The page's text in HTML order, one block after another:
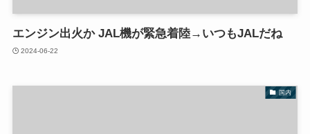
エンジン出火か JAL機が緊急着陸→いつもJALだね
2024-06-22
国内